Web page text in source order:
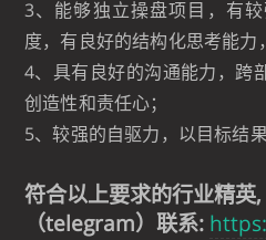
3、能够独立操盘项目，有
度，有良好的结构化思考能力
4、具有良好的沟通能力，跨
创造性和责任心；
5、较强的自驱力，以目标结
符合以上要求的行业精英
（telegram）联系: